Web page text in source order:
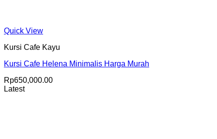
Quick View
Kursi Cafe Kayu
Kursi Cafe Helena Minimalis Harga Murah
Rp650,000.00
Latest